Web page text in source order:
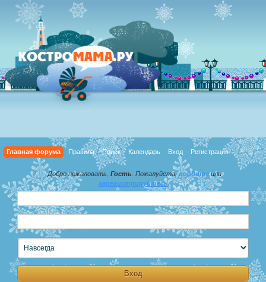
Главная форума Правила Поиск Календарь Вход Регистрация
Добро пожаловать, Гость . Пожалуйста,войдитеили
зарегистрируйтесь.